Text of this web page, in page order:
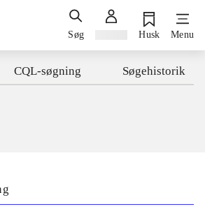
Søg Husk Menu
CQL-søgning Søgehistorik